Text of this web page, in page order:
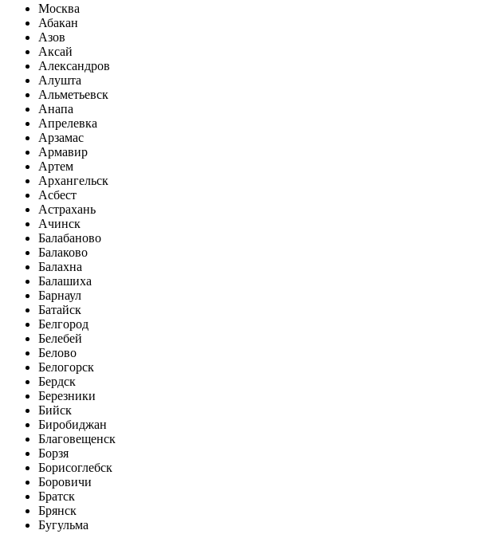
Москва
Абакан
Азов
Аксай
Александров
Алушта
Альметьевск
Анапа
Апрелевка
Арзамас
Армавир
Артем
Архангельск
Асбест
Астрахань
Ачинск
Балабаново
Балаково
Балахна
Балашиха
Барнаул
Батайск
Белгород
Белебей
Белово
Белогорск
Бердск
Березники
Бийск
Биробиджан
Благовещенск
Борзя
Борисоглебск
Боровичи
Братск
Брянск
Бугульма